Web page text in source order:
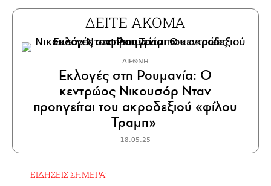
ΔΕΙΤΕ ΑΚΟΜΑ
ΔΙΕΘΝΗ
Εκλογές στη Ρουμανία: Ο
κεντρώος Νικουσόρ Νταν
προηγείται του ακροδεξιού «φίλου
Τραμπ»
18.05.25
ΕΙΔΗΣΕΙΣ ΣΗΜΕΡΑ: